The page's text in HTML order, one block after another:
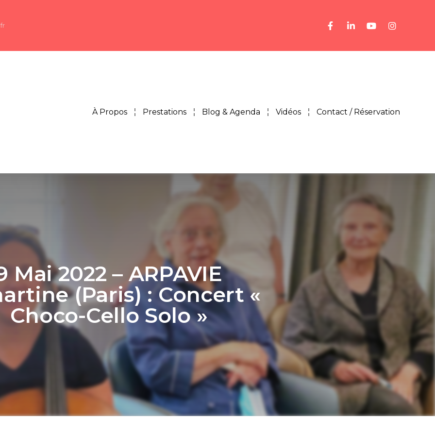
À Propos Prestations Blog & Agenda Vidéos Contact / Réservation
Mai 2022 – ARPAVIE
(Paris) : Concert «
Choco-Cello Solo »